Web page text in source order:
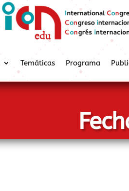
Temáticas Programa